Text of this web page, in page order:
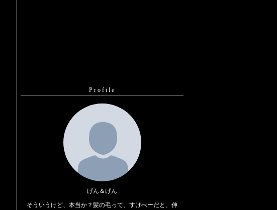
Profile
げん＆げん
そういうけど、本当か？髪の毛って、すけべーだと、伸